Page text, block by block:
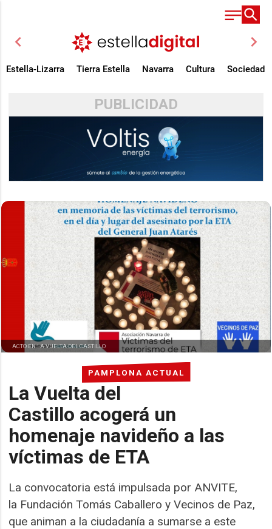
chevron_left chevron_right
Estella-Lizarra Tierra Estella Navarra Cultura Sociedad
PUBLICIDAD
PAMPLONA ACTUAL
La Vuelta del
Castillo acogerá un
homenaje navideño a las
víctimas de ETA
La convocatoria está impulsada por ANVITE,
la Fundación Tomás Caballero y Vecinos de Paz,
que animan a la ciudadanía a sumarse a este
ACTO EN LA VUELTA DEL CASTILLO